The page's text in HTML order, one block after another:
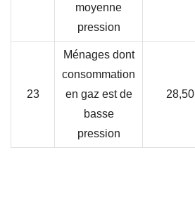
moyenne
pression
23
Ménages dont
consommation
en gaz est de
basse
pression
28,50